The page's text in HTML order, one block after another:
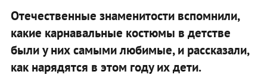
Отечественные знаменитости вспомнили,
какие карнавальные костюмы в детстве
были у них самыми любимые, и рассказали,
как нарядятся в этом году их дети.